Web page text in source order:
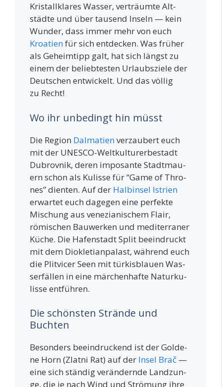
Kris­tall­kla­res Was­ser, ver­träum­te Alt­
städ­te und über tau­send Inseln — kein
Wun­der, dass immer mehr von euch
Kroa­ti­enfür sich ent­de­cken. Was frü­her
als Geheim­tipp galt, hat sich längst zu
einem der belieb­tes­ten Urlaubs­zie­le der
Deut­schen ent­wi­ckelt. Und das völ­lig
zu Recht!
Wo ihr unbedingt hin müsst
Die Regi­on Dal­ma­ti­enver­zau­bert euch
mit der UNESCO-Welt­kul­tur­er­be­stadt
Dubrov­nik, deren impo­san­te Stadt­mau­
ern schon als Kulis­se für “Game of Thro­
nes” dien­ten. Auf der Halb­in­sel Istri­en
erwar­tet euch dage­gen eine per­fek­te
Mischung aus vene­zia­ni­schem Flair,
römi­schen Bau­wer­ken und medi­ter­ra­ner
Küche. Die Hafen­stadt Split beein­druckt
mit dem Dio­kle­ti­an­pa­last, wäh­rend euch
die Plit­vicer Seen mit tür­kis­blau­en Was­
ser­fäl­len in eine mär­chen­haf­te Natur­ku­
lis­se entführen.
Die schönsten Strände und
Buchten
Beson­ders beein­dru­ckend ist der Gol­de­
ne Horn (Zlat­ni Rat) auf der Insel Brač —
eine sich stän­dig ver­än­dern­de Land­zun­
ge, die je nach Wind und Strö­mung ihre